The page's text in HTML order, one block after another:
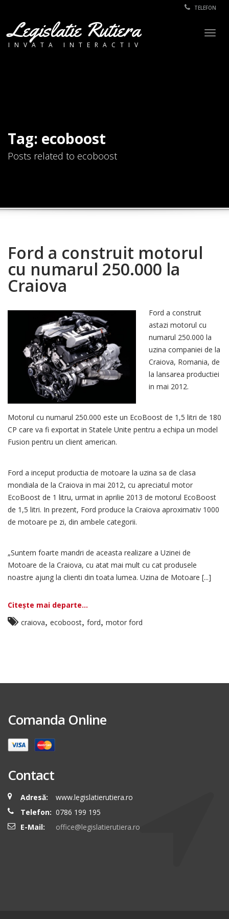
TELEFON
Legislatie Rutiera
INVATA INTERACTIV
Tag: ecoboost
Posts related to ecoboost
Ford a construit motorul
cu numarul 250.000 la
Craiova
Ford a construit
astazi motorul cu
numarul 250.000 la
uzina companiei de la
Craiova, Romania, de
la lansarea productiei
in mai 2012.
Motorul cu numarul 250.000 este un EcoBoost de 1,5 litri de 180
CP care va fi exportat in Statele Unite pentru a echipa un model
Fusion pentru un client american.
Ford a inceput productia de motoare la uzina sa de clasa
mondiala de la Craiova in mai 2012, cu apreciatul motor
EcoBoost de 1 litru, urmat in aprilie 2013 de motorul EcoBoost
de 1,5 litri. In prezent, Ford produce la Craiova aproximativ 1000
de motoare pe zi, din ambele categorii.
„Suntem foarte mandri de aceasta realizare a Uzinei de
Motoare de la Craiova, cu atat mai mult cu cat produsele
noastre ajung la clienti din toata lumea. Uzina de Motoare [...]
Citește mai departe...
craiova, ecoboost, ford, motor ford
Comanda Online
Contact
Adresă:
www.legislatierutiera.ro
Telefon: 0786 199 195
E-Mail:
office@legislatierutiera.ro